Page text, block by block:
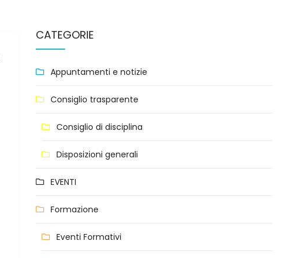
CATEGORIE
Appuntamenti e notizie
Consiglio trasparente
Consiglio di disciplina
Disposizioni generali
EVENTI
Formazione
Eventi Formativi